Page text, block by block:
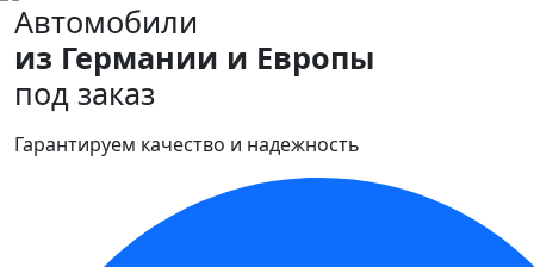
Автомобили
из Германии и Европы
под заказ
Гарантируем качество и надежность